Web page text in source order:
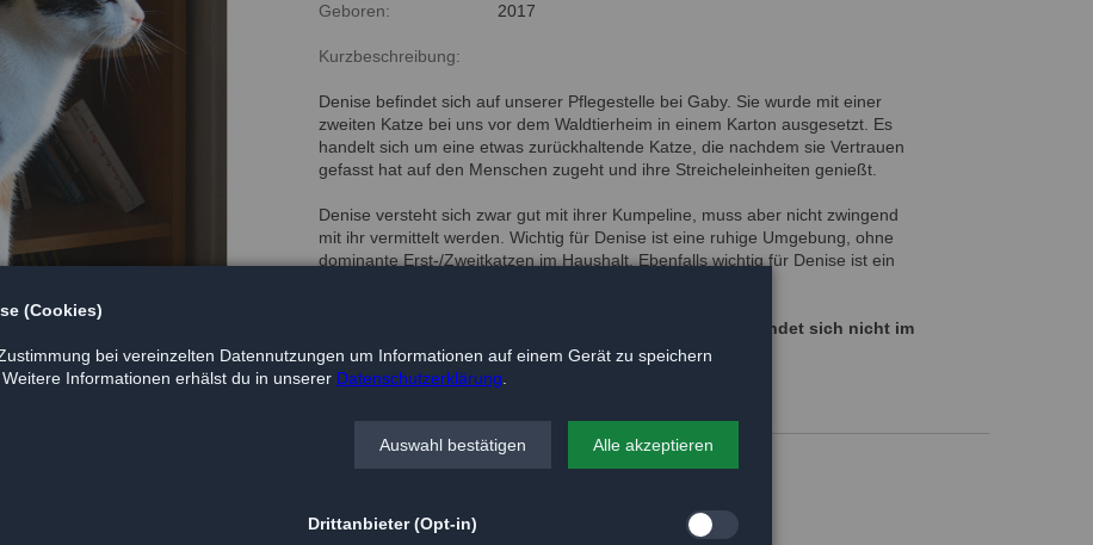
Geboren: 2017
Kurzbeschreibung:
Denise befindet sich auf unserer Pflegestelle bei Gaby. Sie wurde mit einer
zweiten Katze bei uns vor dem Waldtierheim in einem Karton ausgesetzt. Es
handelt sich um eine etwas zurückhaltende Katze, die nachdem sie Vertrauen
gefasst hat auf den Menschen zugeht und ihre Streicheleinheiten genießt.
Denise versteht sich zwar gut mit ihrer Kumpeline, muss aber nicht zwingend
mit ihr vermittelt werden. Wichtig für Denise ist eine ruhige Umgebung, ohne
dominante Erst-/Zweitkatzen im Haushalt. Ebenfalls wichtig für Denise ist ein
Bei Interesse gern direkt bei Gaby melden - Denise befindet sich nicht im
Waldtierheim: 01590 1176436
(Cookies)
bei vereinzelten Datennutzungen um Informationen auf einem Gerät zu speichern
Informationen erhälst du in unserer Datenschutzerklärung
Auswahl bestätigen Alle akzeptieren
Drittanbieter (Opt-in)